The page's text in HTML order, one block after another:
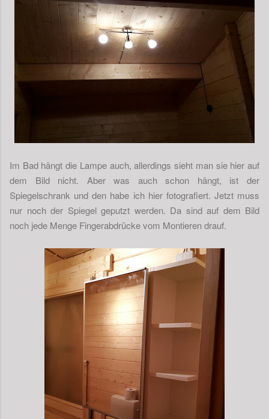
Im Bad hängt die Lampe auch, allerdings sieht man sie hier auf
dem Bild nicht. Aber was auch schon hängt, ist der
Spiegelschrank und den habe ich hier fotografiert. Jetzt muss
nur noch der Spiegel geputzt werden. Da sind auf dem Bild
noch jede Menge Fingerabdrücke vom Montieren drauf.